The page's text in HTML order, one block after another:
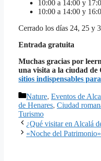
10:00 a 14:00 y
10:00 a 14:00 y
Cerrado los días 24, 25 y
Entrada gratuita
Muchas gracias por
una visita a la ciudad de
sitios indispensables
Categorías
Nature, Eventos de
de Henares, Ciudad
Turismo
¿Qué visitar en Alcalá
«Noche del